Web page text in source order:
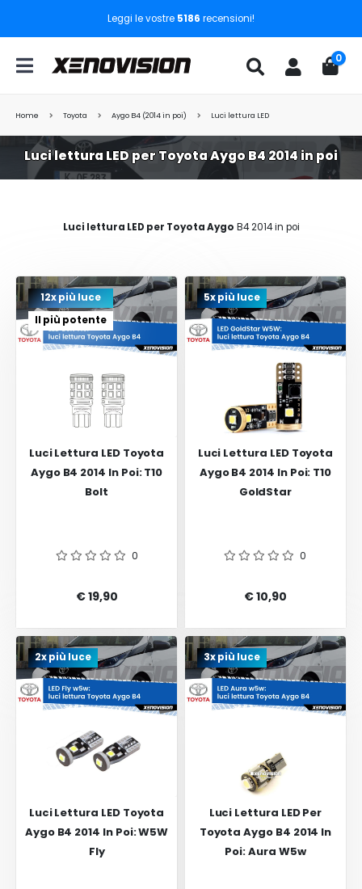
Leggi le vostre 5186 recensioni!
0
Home Toyota Aygo B4 (2014 in poi) Luci lettura LED
Luci lettura LED per Toyota Aygo B4 2014 in poi
Luci lettura LED per Toyota Aygo B4 2014 in poi
12x più luce
Il più potente
Luci Lettura LED Toyota
Aygo B4 2014 In Poi: T10
Bolt
0
€ 19,90
5x più luce
Luci Lettura LED Toyota
Aygo B4 2014 In Poi: T10
GoldStar
0
€ 10,90
2x più luce
Luci Lettura LED Toyota
Aygo B4 2014 In Poi: W5W
Fly
3x più luce
Luci Lettura LED Per
Toyota Aygo B4 2014 In
Poi: Aura W5w